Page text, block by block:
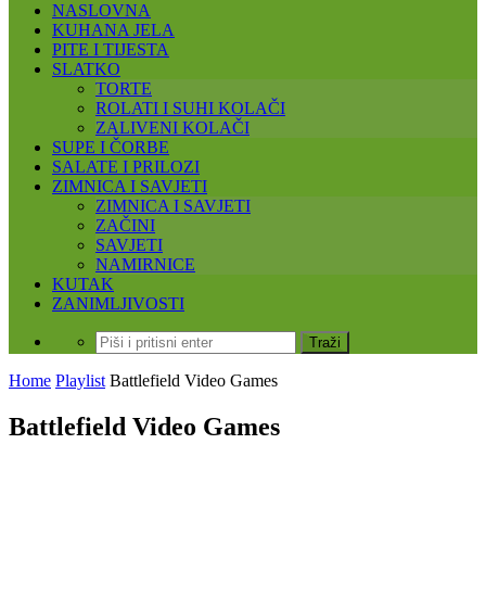
NASLOVNA
KUHANA JELA
PITE I TIJESTA
SLATKO
TORTE
ROLATI I SUHI KOLAČI
ZALIVENI KOLAČI
SUPE I ČORBE
SALATE I PRILOZI
ZIMNICA I SAVJETI
ZIMNICA I SAVJETI
ZAČINI
SAVJETI
NAMIRNICE
KUTAK
ZANIMLJIVOSTI
Home Playlist Battlefield Video Games
Battlefield Video Games